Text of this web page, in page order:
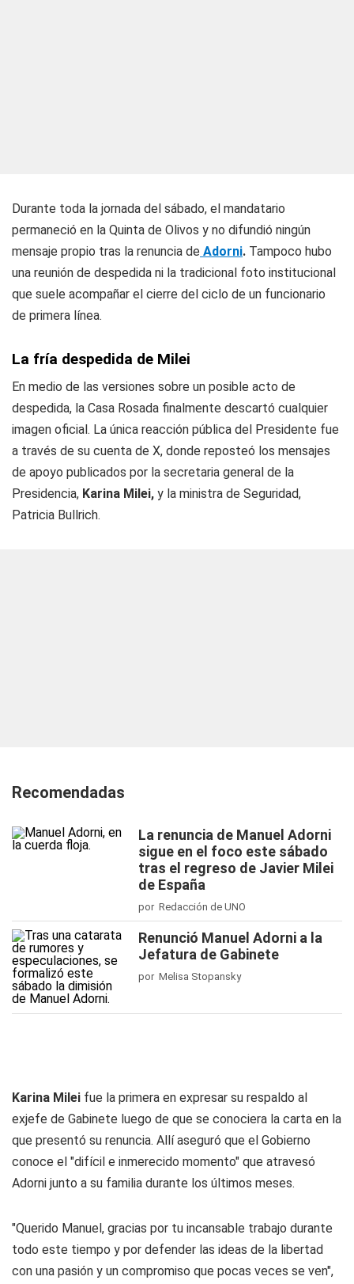
Durante toda la jornada del sábado, el mandatario
permaneció en la Quinta de Olivos y no difundió ningún
mensaje propio tras la renuncia de Adorni. Tampoco hubo
una reunión de despedida ni la tradicional foto institucional
que suele acompañar el cierre del ciclo de un funcionario
de primera línea.
La fría despedida de Milei
En medio de las versiones sobre un posible acto de
despedida, la Casa Rosada finalmente descartó cualquier
imagen oficial. La única reacción pública del Presidente fue
a través de su cuenta de X, donde reposteó los mensajes
de apoyo publicados por la secretaria general de la
Presidencia, Karina Milei, y la ministra de Seguridad,
Patricia Bullrich.
Recomendadas
La renuncia de Manuel Adorni
sigue en el foco este sábado
tras el regreso de Javier Milei
de España
por Redacción de UNO
Renunció Manuel Adorni a la
Jefatura de Gabinete
por Melisa Stopansky
Karina Milei fue la primera en expresar su respaldo al
exjefe de Gabinete luego de que se conociera la carta en la
que presentó su renuncia. Allí aseguró que el Gobierno
conoce el "difícil e inmerecido momento" que atravesó
Adorni junto a su familia durante los últimos meses.
"Querido Manuel, gracias por tu incansable trabajo durante
todo este tiempo y por defender las ideas de la libertad
con una pasión y un compromiso que pocas veces se ven",